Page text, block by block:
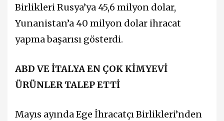
Birlikleri Rusya’ya 45,6 milyon dolar,
Yunanistan’a 40 milyon dolar ihracat
yapma başarısı gösterdi.
ABD VE İTALYA EN ÇOK KİMYEVİ
ÜRÜNLER TALEP ETTİ
Mayıs ayında Ege İhracatçı Birlikleri’nden